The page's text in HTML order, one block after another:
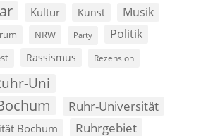
Kultur Kunst Musik
NRW Party Politik
Rassismus Rezension
Uni
Ruhr-Universität
Bochum Ruhrgebiet